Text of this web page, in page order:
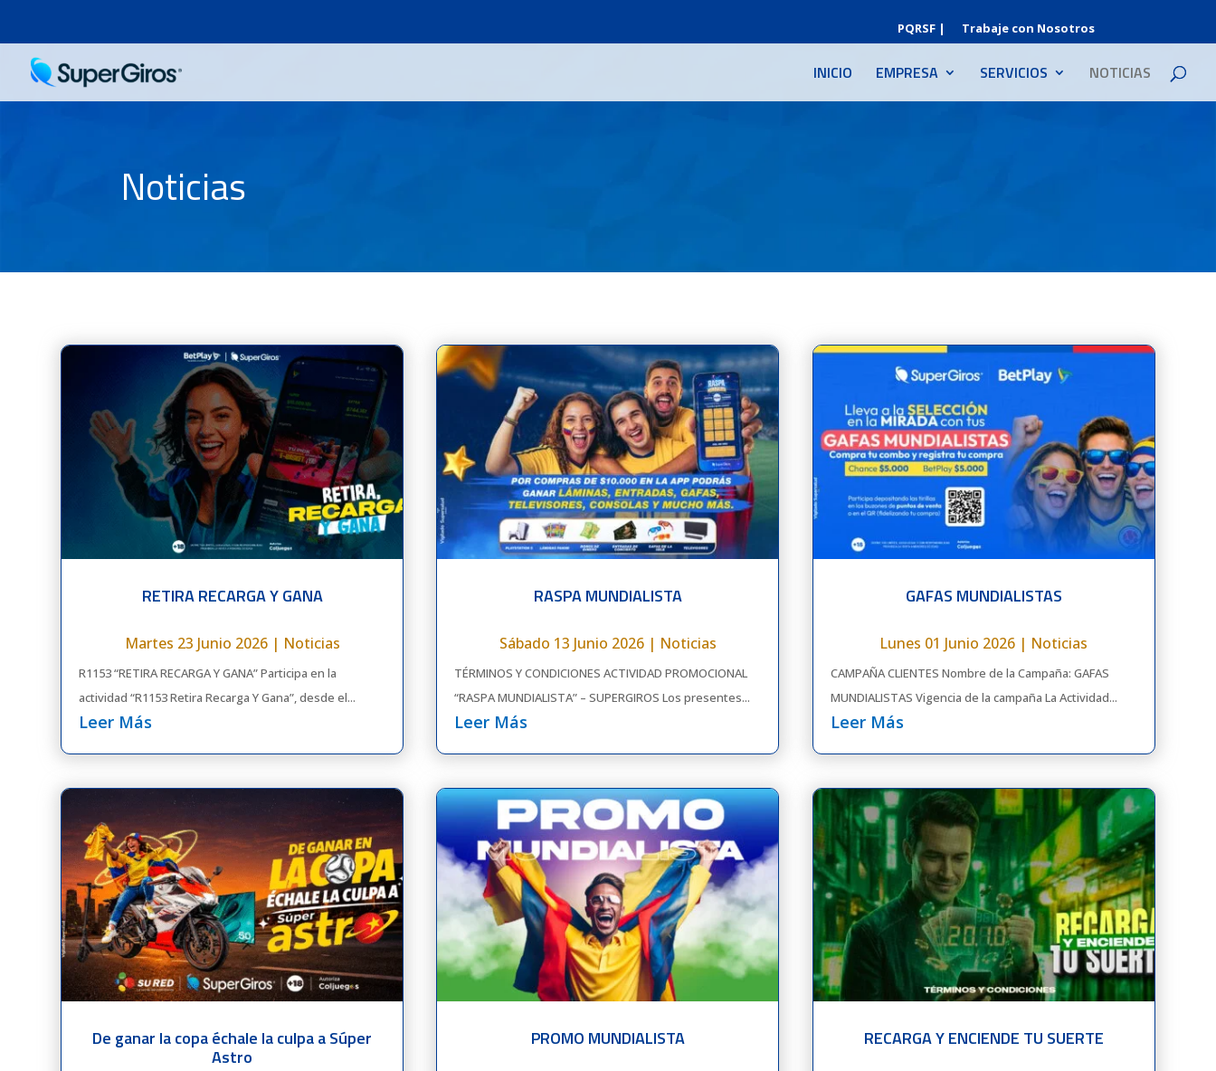
PQRSF | Trabaje con Nosotros
INICIO EMPRESA SERVICIOS NOTICIAS
Noticias
RETIRA RECARGA Y GANA
Martes 23 Junio 2026| Noticias
R1153 “RETIRA RECARGA Y GANA” Participa en la
actividad “R1153 Retira Recarga Y Gana”, desde el...
Leer Más
De ganar la copa échale la culpa a Súper
Astro
RASPA MUNDIALISTA
Sábado 13 Junio 2026| Noticias
TÉRMINOS Y CONDICIONES ACTIVIDAD PROMOCIONAL
“RASPA MUNDIALISTA” – SUPERGIROS Los presentes...
Leer Más
PROMO MUNDIALISTA
GAFAS MUNDIALISTAS
Lunes 01 Junio 2026 | Noticias
CAMPAÑA CLIENTES Nombre de la Campaña: GAFAS
MUNDIALISTAS Vigencia de la campaña La Actividad...
Leer Más
RECARGA Y ENCIENDE TU SUERTE